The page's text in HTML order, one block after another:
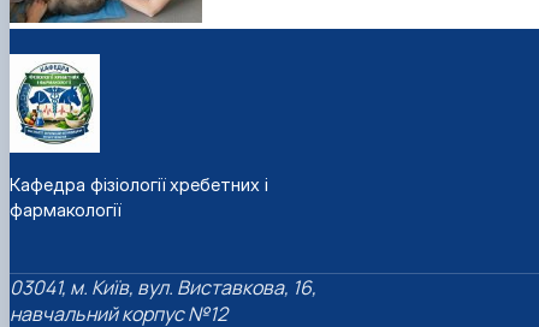
Кафедра фізіології хребетних і
фармакології
03041, м. Київ, вул. Виставкова, 16,
навчальний корпус №12